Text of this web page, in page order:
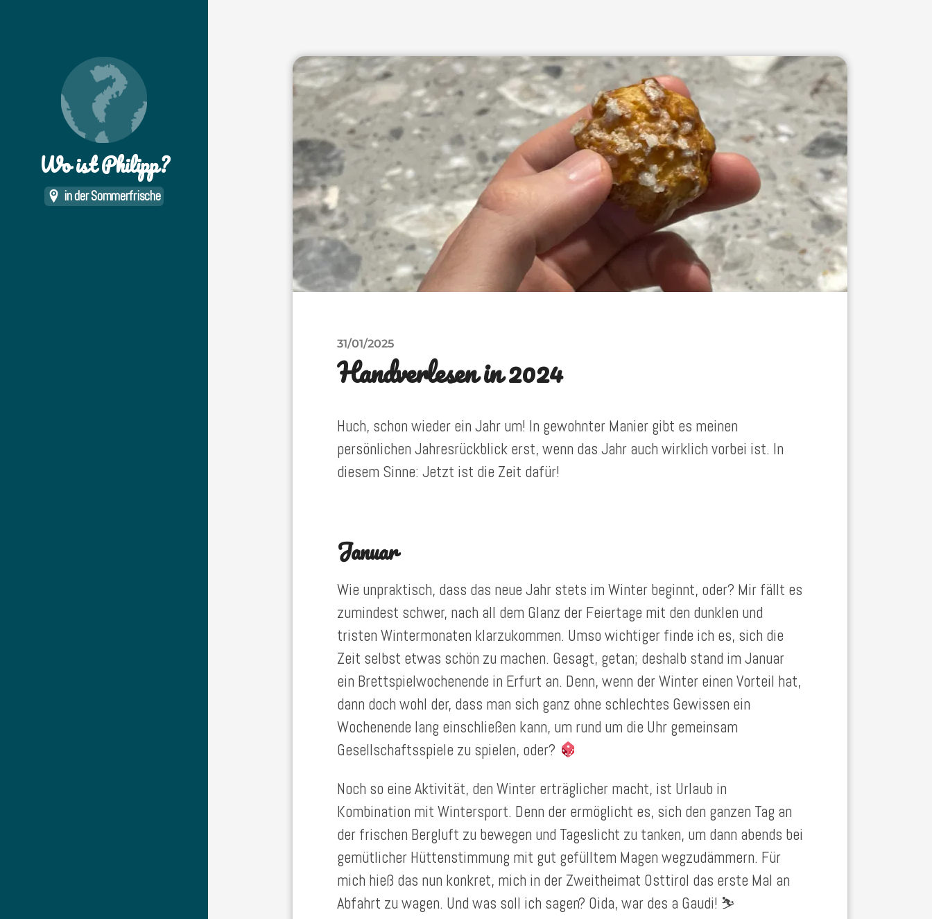
Wo ist Philipp?
in der Sommerfrische
31/01/2025
Handverlesen in 2024
Huch, schon wieder ein Jahr um! In gewohnter Manier gibt es meinen
persönlichen Jahresrückblick erst, wenn das Jahr auch wirklich vorbei ist. In
diesem Sinne: Jetzt ist die Zeit dafür!
Januar
Wie unpraktisch, dass das neue Jahr stets im Winter beginnt, oder? Mir fällt es
zumindest schwer, nach all dem Glanz der Feiertage mit den dunklen und
tristen Wintermonaten klarzukommen. Umso wichtiger finde ich es, sich die
Zeit selbst etwas schön zu machen. Gesagt, getan; deshalb stand im Januar
ein Brettspielwochenende in Erfurt an. Denn, wenn der Winter einen Vorteil hat,
dann doch wohl der, dass man sich ganz ohne schlechtes Gewissen ein
Wochenende lang einschließen kann, um rund um die Uhr gemeinsam
Gesellschaftsspiele zu spielen, oder?
Noch so eine Aktivität, den Winter erträglicher macht, ist Urlaub in
Kombination mit Wintersport. Denn der ermöglicht es, sich den ganzen Tag an
der frischen Bergluft zu bewegen und Tageslicht zu tanken, um dann abends bei
gemütlicher Hüttenstimmung mit gut gefülltem Magen wegzudämmern. Für
mich hieß das nun konkret, mich in der Zweitheimat Osttirol das erste Mal an
Abfahrt zu wagen. Und was soll ich sagen? Oida, war des a Gaudi! ⛷